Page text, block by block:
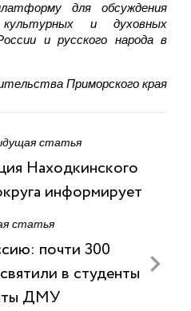
для обсуждения
и духовных
и русского народа в
Приморского края
статья
Находкинского
информирует
статья
почти 300
в студенты
ДМУ